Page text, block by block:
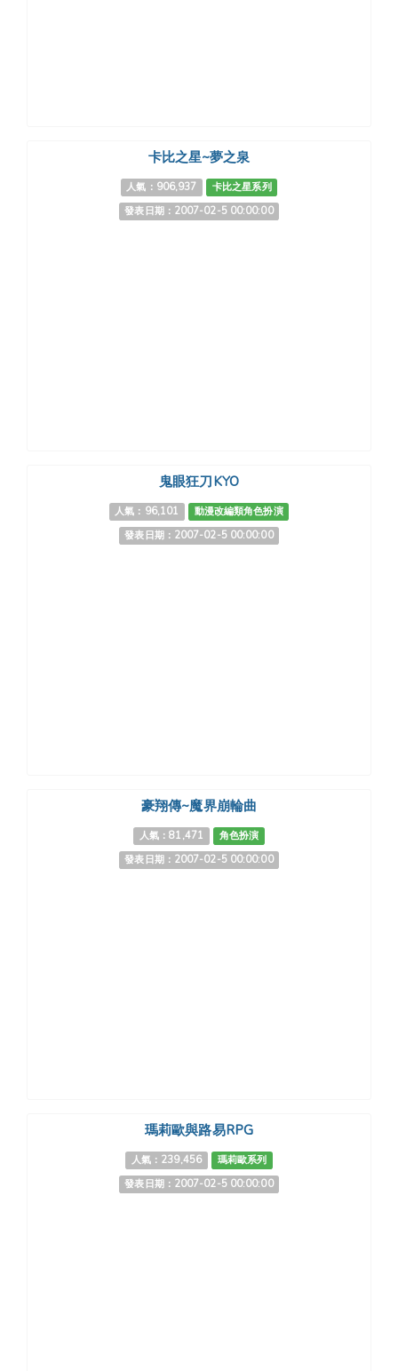
卡比之星~夢之泉
人氣：906,937
卡比之星系列
發表日期：2007-02-5 00:00:00
鬼眼狂刀KYO
人氣：96,101
動漫改編類角色扮演
發表日期：2007-02-5 00:00:00
豪翔傳~魔界崩輪曲
人氣：81,471
角色扮演
發表日期：2007-02-5 00:00:00
瑪莉歐與路易RPG
人氣：239,456
瑪莉歐系列
發表日期：2007-02-5 00:00:00